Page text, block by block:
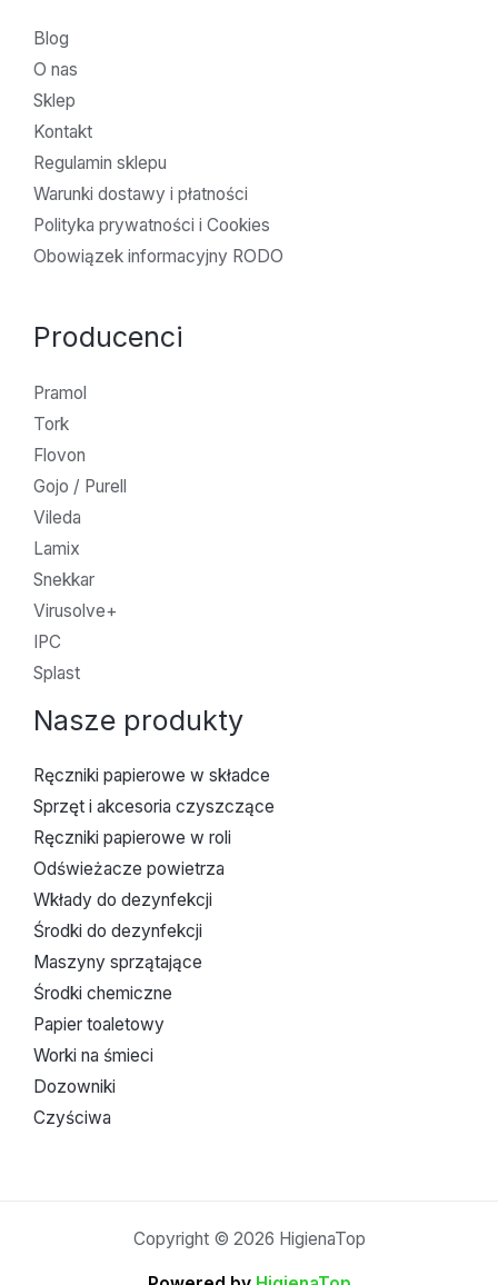
Blog
O nas
Sklep
Kontakt
Regulamin sklepu
Warunki dostawy i płatności
Polityka prywatności i Cookies
Obowiązek informacyjny RODO
Producenci
Pramol
Tork
Flovon
Gojo / Purell
Vileda
Lamix
Snekkar
Virusolve+
IPC
Splast
Nasze produkty
Ręczniki papierowe w składce
Sprzęt i akcesoria czyszczące
Ręczniki papierowe w roli
Odświeżacze powietrza
Wkłady do dezynfekcji
Środki do dezynfekcji
Maszyny sprzątające
Środki chemiczne
Papier toaletowy
Worki na śmieci
Dozowniki
Czyściwa
Copyright © 2026 HigienaTop